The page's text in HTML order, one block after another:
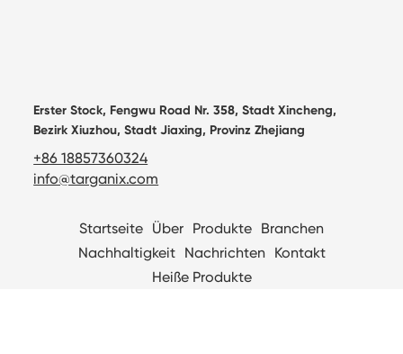
Erster Stock, Fengwu Road Nr. 358, Stadt Xincheng,
Bezirk Xiuzhou, Stadt Jiaxing, Provinz Zhejiang
+86 18857360324
info@targanix.com
Startseite Über Produkte Branchen
Nachhaltigkeit
Nachrichten
Kontakt
Heiße Produkte